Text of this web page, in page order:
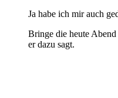
Ja habe ich mir auch
Bringe die heute
er dazu sagt.